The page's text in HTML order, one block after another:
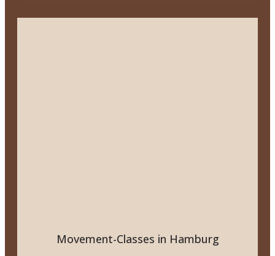
Movement-Classes in Hamburg